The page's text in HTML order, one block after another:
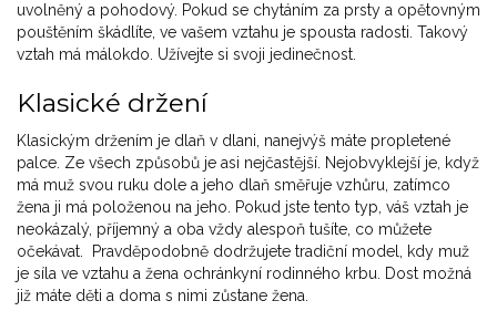
uvolněný a pohodový. Pokud se chytáním za prsty a opětovným
pouštěním škádlíte, ve vašem vztahu je spousta radosti. Takový
vztah má málokdo. Užívejte si svoji jedinečnost.
Klasické držení
Klasickým držením je dlaň v dlani, nanejvýš máte propletené
palce. Ze všech způsobů je asi nejčastější. Nejobvyklejší je, když
má muž svou ruku dole a jeho dlaň směřuje vzhůru, zatímco
žena ji má položenou na jeho. Pokud jste tento typ, váš vztah je
neokázalý, příjemný a oba vždy alespoň tušíte, co můžete
očekávat. Pravděpodobně dodržujete tradiční model, kdy muž
je síla ve vztahu a žena ochránkyní rodinného krbu. Dost možná
již máte děti a doma s nimi zůstane žena.